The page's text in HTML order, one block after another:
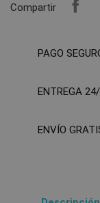
Compartir
PAGO
ENTREGA
ENVÍO